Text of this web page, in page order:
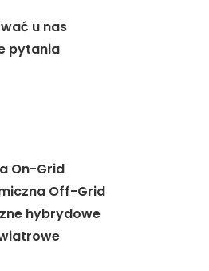
u nas
pytania
On-Grid
Off-Grid
hybrydowe